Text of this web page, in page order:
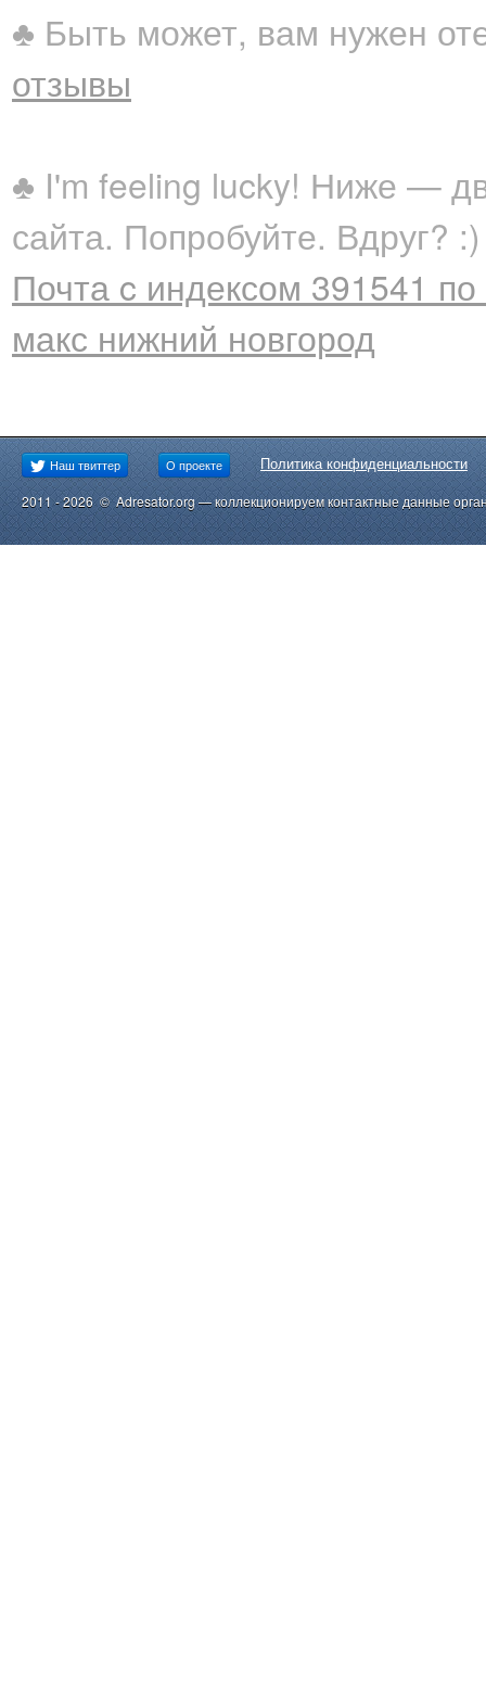
♣ Быть может, вам нужен
отзывы
♣ I'm feeling lucky! Ниже —
сайта. Попробуйте. Вдруг? :)
Почта c индексом 391541
макс нижний новгород
Наш твиттер О проекте Политика конфиденциальности
2011 - 2026 © Adresator.org — коллекционируем контактные данные